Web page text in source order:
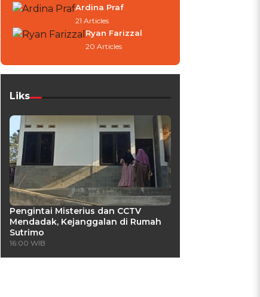
Ardina Praf
21 Articles
Ryan Farizzal
20 Articles
Liks
Pengintai Misterius dan CCTV
Mendadak, Kejanggalan di Rumah
Sutrimo
16:00 WIB